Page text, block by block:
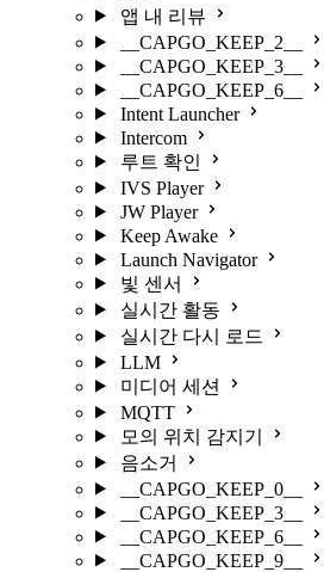
앱 내 리뷰
__CAPGO_KEEP_2__
__CAPGO_KEEP_3__
__CAPGO_KEEP_6__
Intent Launcher
Intercom
루트 확인
IVS Player
JW Player
Keep Awake
Launch Navigator
빛 센서
실시간 활동
실시간 다시 로드
LLM
미디어 세션
MQTT
모의 위치 감지기
음소거
__CAPGO_KEEP_0__
__CAPGO_KEEP_3__
__CAPGO_KEEP_6__
__CAPGO_KEEP_9__